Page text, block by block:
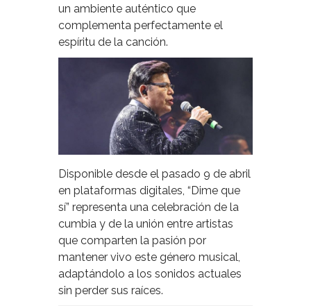
un ambiente auténtico que
complementa perfectamente el
espíritu de la canción.
Disponible desde el pasado 9 de abril
en plataformas digitales, “Dime que
sí” representa una celebración de la
cumbia y de la unión entre artistas
que comparten la pasión por
mantener vivo este género musical,
adaptándolo a los sonidos actuales
sin perder sus raíces.